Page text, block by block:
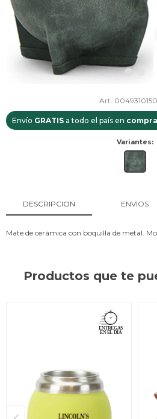
Envío GRATIS a todo el país en
Variantes:
DESCRIPCION ENVIOS
Mate de cerámica con boquilla de metal.
Productos que te